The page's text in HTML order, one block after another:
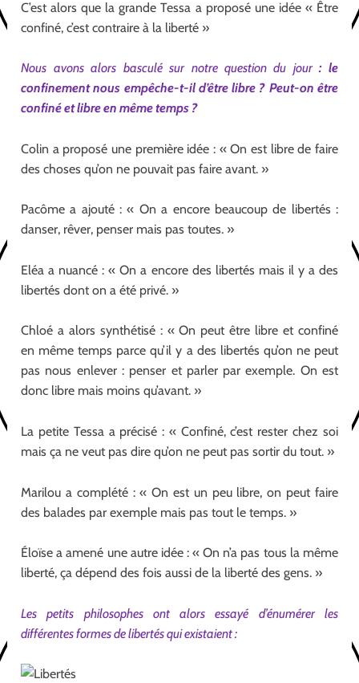
C’est alors que la grande Tessa a proposé une idée « Être
confiné, c’est contraire à la liberté »
Nous avons alors basculé sur notre question du jour: le
confinement nous empêche-t-il d’être libre ? Peut-on être
confiné et libre en même temps ?
Colin a proposé une première idée : « On est libre de faire
des choses qu’on ne pouvait pas faire avant. »
Pacôme a ajouté : « On a encore beaucoup de libertés :
danser, rêver, penser mais pas toutes. »
Eléa a nuancé : « On a encore des libertés mais il y a des
libertés dont on a été privé. »
Chloé a alors synthétisé : « On peut être libre et confiné
en même temps parce qu’il y a des libertés qu’on ne peut
pas nous enlever : penser et parler par exemple. On est
donc libre mais moins qu’avant. »
La petite Tessa a précisé : « Confiné, c’est rester chez soi
mais ça ne veut pas dire qu’on ne peut pas sortir du tout. »
Marilou a complété : « On est un peu libre, on peut faire
des balades par exemple mais pas tout le temps. »
Éloïse a amené une autre idée : « On n’a pas tous la même
liberté, ça dépend des fois aussi de la liberté des gens. »
Les petits philosophes ont alors essayé d’énumérer les
différentes formes de libertés qui existaient :